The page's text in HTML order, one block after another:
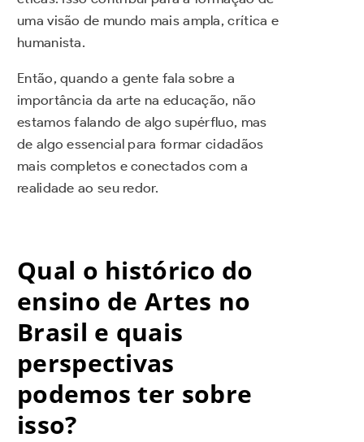
uma visão de mundo mais ampla, crítica e
humanista.
Então, quando a gente fala sobre a
importância da arte na educação, não
estamos falando de algo supérfluo, mas
de algo essencial para formar cidadãos
mais completos e conectados com a
realidade ao seu redor.
Qual o histórico do
ensino de Artes no
Brasil e quais
perspectivas
podemos ter sobre
isso?